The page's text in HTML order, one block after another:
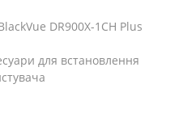
DR900X-1CH Plus
для встановлення